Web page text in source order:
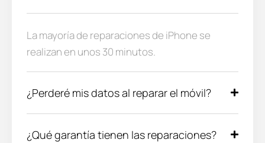
La mayoría de reparaciones de iPhone se
realizan en unos 30 minutos.
¿Perderé mis datos al reparar el móvil?
¿Qué garantía tienen las reparaciones?